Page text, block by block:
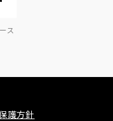
ス
護方針